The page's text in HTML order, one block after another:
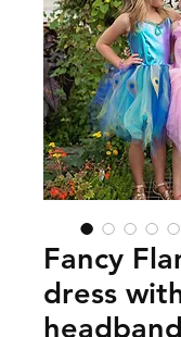
Fancy
dress
headband